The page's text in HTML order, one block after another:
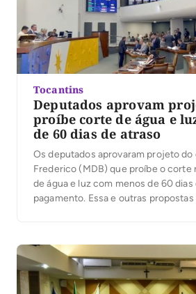
Tocantins
Deputados aprovam
proíbe corte de água e
de 60 dias de atraso
Os deputados aprovaram projeto
Frederico (MDB) que proíbe o
de água e luz com menos de 60 dias
pagamento. Essa e outras propostas
projeto aprovado que institui o